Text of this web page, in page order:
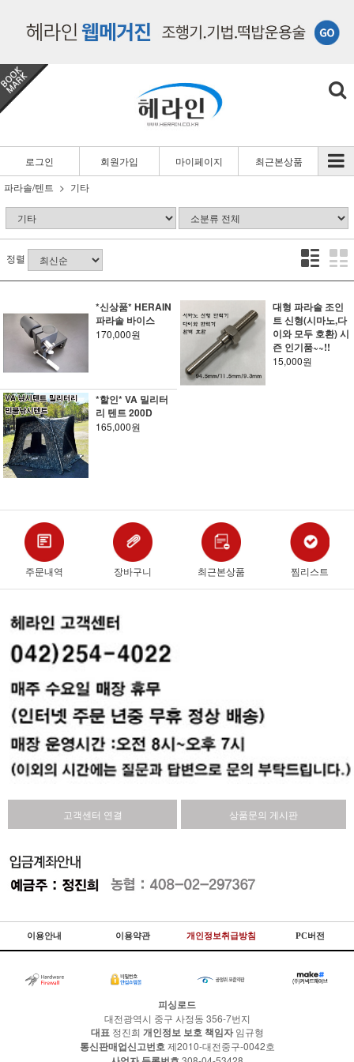
로그인 회원가입 마이페이지
최근본상품
파라솔/텐트
기타
정렬
*신상품* HERAIN
파라솔 바이스
170,000원
대형 파라솔 조인
트 신형(시마노,다
이와 모두 호환) 시
즌 인기품~~!!
15,000원
*할인* VA 밀리터
리 텐트 200D
165,000원
주문내역 장바구니 최근본상품 찜리스트
고객센터 연결 상품문의 게시판
이용안내 이용약관 개인정보취급방침 PC버전
피싱로드
대전광역시 중구 사정동 356-7번지
대표 정진희 개인정보 보호 책임자임규형
통신판매업신고번호 제2010-대전중구-0042호